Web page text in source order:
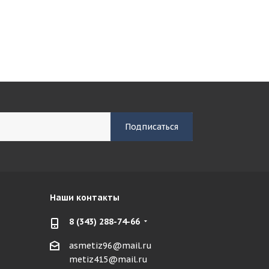
Наши контакты
8 (343) 288-74-66
asmetiz96@mail.ru
metiz415@mail.ru